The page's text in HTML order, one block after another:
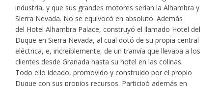
industria, y que sus grandes motores serían la Alhambra y
Sierra Nevada. No se equivocó en absoluto. Además
del Hotel Alhambra Palace, construyó el llamado Hotel del
Duque en Sierra Nevada, al cual dotó de su propia central
eléctrica, e, increíblemente, de un tranvía que llevaba a los
clientes desde Granada hasta su hotel en las colinas.
Todo ello ideado, promovido y construido por el propio
Duque con sus propios recursos. Participó además en